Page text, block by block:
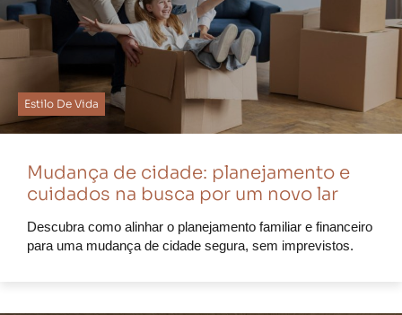
Estilo De Vida
Mudança de cidade: planejamento e
cuidados na busca por um novo lar
Descubra como alinhar o planejamento familiar e financeiro
para uma mudança de cidade segura, sem imprevistos.